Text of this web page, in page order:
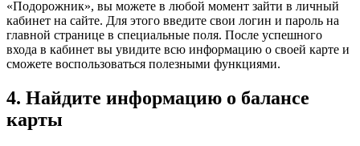
«Подорожник», вы можете в любой момент зайти в личный
кабинет на сайте. Для этого введите свои логин и пароль на
главной странице в специальные поля. После успешного
входа в кабинет вы увидите всю информацию о своей карте и
сможете воспользоваться полезными функциями.
4. Найдите информацию о балансе
карты